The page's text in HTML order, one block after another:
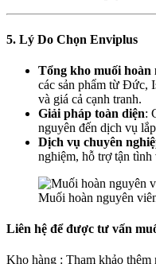
5. Lý Do Chọn Enviplus
Tổng kho muối hoàn
các sản phẩm từ Đức,
và giá cả cạnh tranh.
Giải pháp toàn diện:
nguyên đến dịch vụ
Dịch vụ chuyên
nghiệm, hỗ trợ tận tình
Muối hoàn nguyên
Liên hệ để được tư vấn
Kho hàng : Tham khảo thêm